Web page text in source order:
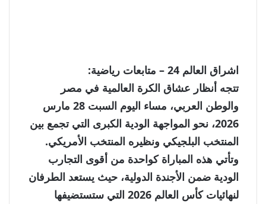
اشراق العالم 24 – متابعات رياضية:
تتجه أنظار عشاق الكرة العالمية في مصر
والوطن العربي، مساء اليوم
السبت 28 مارس
2026، نحو المواجهة الودية الكبرى التي تجمع بين
المنتخب البلجيكي ونظيره المنتخب الأمريكي.
وتأتي هذه المباراة كواحدة من أقوى التجارب
الودية ضمن الأجندة الدولية، حيث يستعد الطرفان
لنهائيات كأس العالم 2026 التي ستستضيفها